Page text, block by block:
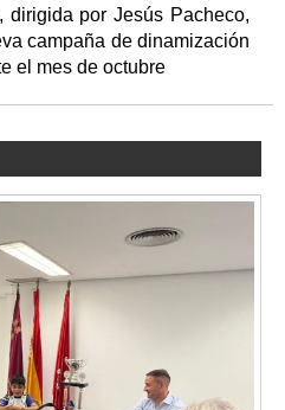
dirigida por Jesús Pacheco,
campaña de dinamización
el mes de octubre